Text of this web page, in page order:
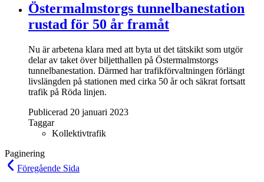
Östermalmstorgs tunnelbanestation
rustad för 50 år framåt
Nu är arbetena klara med att byta ut det tätskikt som utgör
delar av taket över biljetthallen på Östermalmstorgs
tunnelbanestation. Därmed har trafikförvaltningen förlängt
livslängden på stationen med cirka 50 år och säkrat fortsatt
trafik på Röda linjen.
Publicerad 20 januari 2023
Taggar
Kollektivtrafik
Paginering
Föregående Sida